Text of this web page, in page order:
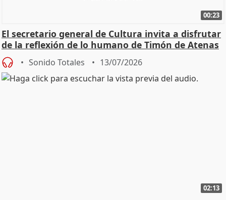
00:23
El secretario general de Cultura invita a disfrutar
de la reflexión de lo humano de Timón de Atenas
Sonido Totales 13/07/2026
02:13